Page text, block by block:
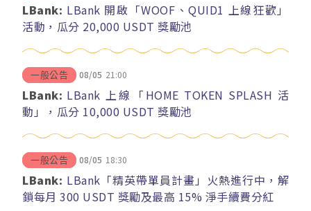
LBank: LBank 開啟「WOOF、QUID1 上線狂歡」
活動，瓜分 20,000 USDT 獎勵池
一般公告 08/05 21:00
LBank: LBank 上線「HOME TOKEN SPLASH 活
動」，瓜分 10,000 USDT 獎勵池
一般公告 08/05 18:30
LBank: LBank「精英帶單員計畫」火熱進行中，解
鎖每月 300 USDT 獎勵及最高 15% 淨手續費分紅